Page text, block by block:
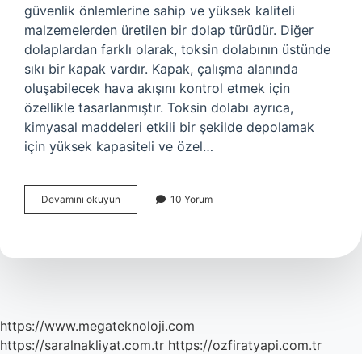
güvenlik önlemlerine sahip ve yüksek kaliteli
malzemelerden üretilen bir dolap türüdür. Diğer
dolaplardan farklı olarak, toksin dolabının üstünde
sıkı bir kapak vardır. Kapak, çalışma alanında
oluşabilecek hava akışını kontrol etmek için
özellikle tasarlanmıştır. Toksin dolabı ayrıca,
kimyasal maddeleri etkili bir şekilde depolamak
için yüksek kapasiteli ve özel…
Devamını okuyun
Dolabı
10 Yorum
https://www.megateknoloji.com
https://saralnakliyat.com.tr https://ozfiratyapi.com.tr